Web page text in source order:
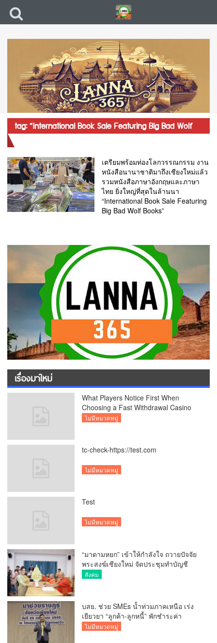
tag: “International Book Sale Featuring Big Bad Wolf
เตรียมพร้อมท่องโลกวรรณกรรม งาน
หนังสือนานาชาติมาถึงเชียงใหม่แล้ว
รวมหนังสือภาษาอังกฤษและภาษา
ไทย ยิ่งใหญ่ที่สุดในล้านนา
“International Book Sale Featuring
Big Bad Wolf Books”
เรื่องมาใหม่
What Players Notice First When
Choosing a Fast Withdrawal Casino
UK
ไม่มีหมวดหมู่
tc-check-https://test.com
ไม่มีหมวดหมู่
Test
ไม่มีหมวดหมู่
“มาดามหยก” เข้าให้กำลังใจ ถวายปัจจัย
พระสงฆ์เชียงใหม่ จัดประชุมทำบัญชี
รายรับรายจ่ายของวัด กว่า 300 รูป ที่วัด
สังคม
บสย. ช่วย SMEs น้ำท่วมภาคเหนือ เร่ง
เยียวยา “ลูกค้า-ลูกหนี้” พักชำระค่า
ธรรมเนียม-ค่างวด
ไม่มีหมวดหมู่